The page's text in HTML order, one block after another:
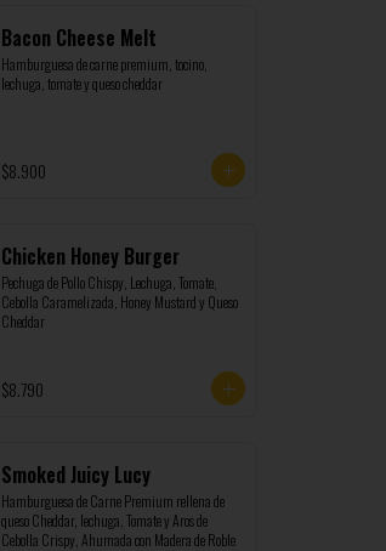
Bacon Cheese Melt
Hamburguesa de carne premium, tocino,
lechuga, tomate y queso cheddar
$8.900
Chicken Honey Burger
Pechuga de Pollo Chispy, Lechuga, Tomate,
Cebolla Caramelizada, Honey Mustard y Queso
Cheddar
$8.790
Smoked Juicy Lucy
Hamburguesa de Carne Premium rellena de
queso Cheddar, lechuga, Tomate y Aros de
Cebolla Crispy, Ahumada con Madera de Roble